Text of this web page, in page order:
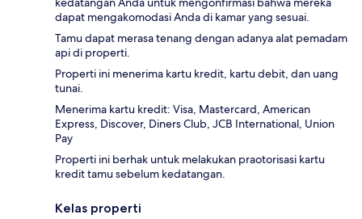
dapat mengakomodasi Anda di kamar yang sesuai.
Tamu dapat merasa tenang dengan adanya alat pemadam
api di properti.
Properti ini menerima kartu kredit, kartu debit, dan uang
tunai.
Menerima kartu kredit: Visa, Mastercard, American
Express, Discover, Diners Club, JCB International, Union
Pay
Properti ini berhak untuk melakukan praotorisasi kartu
kredit tamu sebelum kedatangan.
Kelas properti